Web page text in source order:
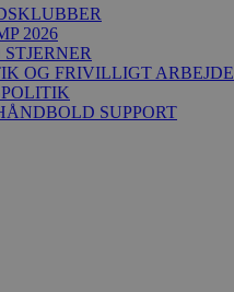
2026
OG FRIVILLIGT ARBEJDE
SUPPORT